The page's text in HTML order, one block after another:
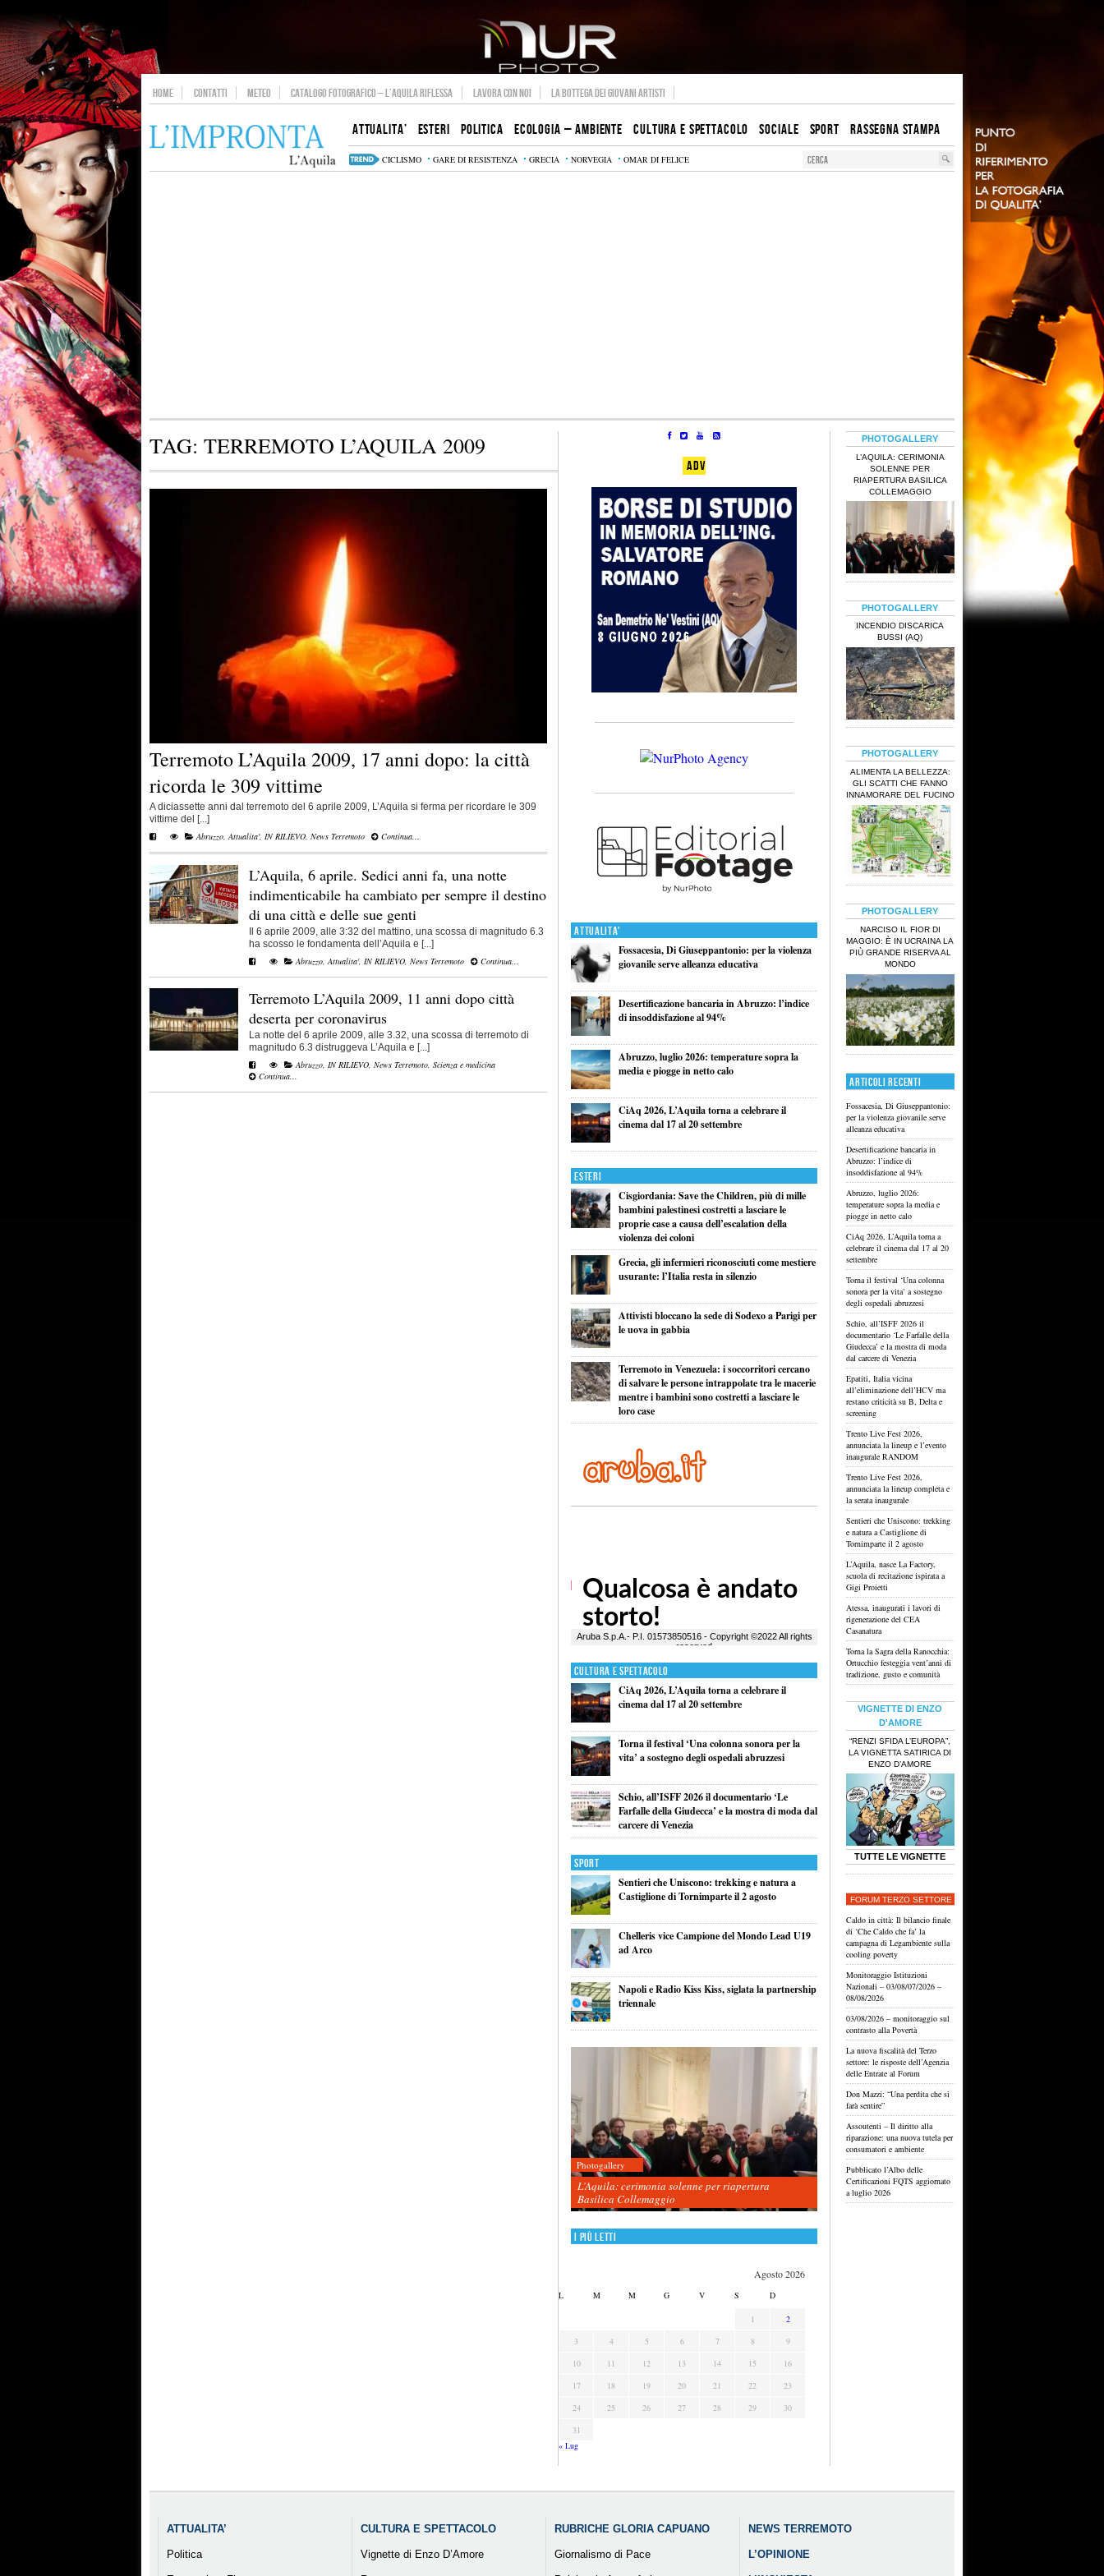
HOME CONTATTI METEO CATALOGO FOTOGRAFICO – L’AQUILA RIFLESSA LAVORA CON NOI LA BOTTEGA DEI GIOVANI ARTISTI
ATTUALITA’ ESTERI POLITICA ECOLOGIA – AMBIENTE CULTURA E SPETTACOLO SOCIALE SPORT RASSEGNA STAMPA
CICLISMO GARE DI RESISTENZA GRECIA NORVEGIA OMAR DI FELICE
TAG: TERREMOTO L’AQUILA 2009
Terremoto L’Aquila 2009, 17 anni dopo: la città
ricorda le 309 vittime
A diciassette anni dal terremoto del 6 aprile 2009, L’Aquila si ferma per ricordare le 309
vittime del [...]
Abruzzo,Attualita', IN RILIEVO, News Terremoto Continua...
L’Aquila, 6 aprile. Sedici anni fa, una notte
indimenticabile ha cambiato per sempre il destino
di una città e delle sue genti
Il 6 aprile 2009, alle 3:32 del mattino, una scossa di magnitudo 6.3
ha scosso le fondamenta dell’Aquila e [...]
Abruzzo Attualita', IN RILIEVO News Terremoto Continua...
Terremoto L’Aquila 2009, 11 anni dopo città
deserta per coronavirus
La notte del 6 aprile 2009, alle 3.32, una scossa di terremoto di
magnitudo 6.3 distruggeva L’Aquila e [...]
Abruzzo IN RILIEVO News Terremoto Scienza e medicina
Continua...
ADV
Attualita'
Fossacesia, Di Giuseppantonio: per la violenza
giovanile serve alleanza educativa
Desertificazione bancaria in Abruzzo: l’indice
di insoddisfazione al 94%
Abruzzo, luglio 2026: temperature sopra la
media e piogge in netto calo
CiAq 2026, L’Aquila torna a celebrare il
cinema dal 17 al 20 settembre
Esteri
Cisgiordania: Save the Children, più di mille
bambini palestinesi costretti a lasciare le
proprie case a causa dell’escalation della
violenza dei coloni
Grecia, gli infermieri riconosciuti come mestiere
usurante: l’Italia resta in silenzio
Attivisti bloccano la sede di Sodexo a Parigi per
le uova in gabbia
Terremoto in Venezuela: i soccorritori cercano
di salvare le persone intrappolate tra le macerie
mentre i bambini sono costretti a lasciare le
loro case
Cultura e Spettacolo
CiAq 2026, L’Aquila torna a celebrare il
cinema dal 17 al 20 settembre
Torna il festival ‘Una colonna sonora per la
vita’ a sostegno degli ospedali abruzzesi
Schio, all’ISFF 2026 il documentario ‘Le
Farfalle della Giudecca’ e la mostra di moda dal
carcere di Venezia
Sport
Sentieri che Uniscono: trekking e natura a
Castiglione di Tornimparte il 2 agosto
Chelleris vice Campione del Mondo Lead U19
ad Arco
Napoli e Radio Kiss Kiss, siglata la partnership
triennale
Photogallery
L’Aquila: cerimonia solenne per riapertura
Basilica Collemaggio
I più letti
Agosto 2026
L M M G V S D
1
2
3
4 5 6 7 8
9
10
11 12 13 14 15
16
17
18 19 20 21 22
23
24
25 26 27 28 29
30
31
« Lug
PHOTOGALLERY
L’AQUILA: CERIMONIA
SOLENNE PER
RIAPERTURA BASILICA
COLLEMAGGIO
PHOTOGALLERY
INCENDIO DISCARICA
BUSSI (AQ)
PHOTOGALLERY
ALIMENTA LA BELLEZZA:
GLI SCATTI CHE FANNO
INNAMORARE DEL FUCINO
PHOTOGALLERY
NARCISO IL FIOR DI
MAGGIO: È IN UCRAINA LA
PIÙ GRANDE RISERVA AL
MONDO
ARTICOLI RECENTI
Fossacesia, Di Giuseppantonio:
per la violenza giovanile serve
alleanza educativa
Desertificazione bancaria in
Abruzzo: l’indice di
insoddisfazione al 94%
Abruzzo, luglio 2026:
temperature sopra la media e
piogge in netto calo
CiAq 2026, L’Aquila torna a
celebrare il cinema dal 17 al 20
settembre
Torna il festival ‘Una colonna
sonora per la vita’ a sostegno
degli ospedali abruzzesi
Schio, all’ISFF 2026 il
documentario ‘Le Farfalle della
Giudecca’ e la mostra di moda
dal carcere di Venezia
Epatiti, Italia vicina
all’eliminazione dell’HCV ma
restano criticità su B, Delta e
screening
Trento Live Fest 2026,
annunciata la lineup e l’evento
inaugurale RANDOM
Trento Live Fest 2026,
annunciata la lineup completa e
la serata inaugurale
Sentieri che Uniscono: trekking
e natura a Castiglione di
Tornimparte il 2 agosto
L’Aquila, nasce La Factory,
scuola di recitazione ispirata a
Gigi Proietti
Atessa, inaugurati i lavori di
rigenerazione del CEA
Casanatura
Torna la Sagra della Ranocchia:
Ortucchio festeggia vent’anni di
tradizione, gusto e comunità
VIGNETTE DI ENZO
D'AMORE
“RENZI SFIDA L’EUROPA”,
LA VIGNETTA SATIRICA DI
ENZO D’AMORE
TUTTE LE VIGNETTE
FORUM TERZO SETTORE
Caldo in città: Il bilancio finale
di ‘Che Caldo che fa’ la
campagna di Legambiente sulla
cooling poverty
Monitoraggio Istituzioni
Nazionali – 03/08/07/2026 –
08/08/2026
03/08/2026 – monitoraggio sul
contrasto alla Povertà
La nuova fiscalità del Terzo
settore: le risposte dell’Agenzia
delle Entrate al Forum
Don Mazzi: “Una perdita che si
farà sentire”
Assoutenti – Il diritto alla
riparazione: una nuova tutela per
consumatori e ambiente
Pubblicato l’Albo delle
Certificazioni FQTS aggiornato
a luglio 2026
ATTUALITA’
Politica
CULTURA E SPETTACOLO
Vignette di Enzo D’Amore
RUBRICHE GLORIA CAPUANO
Giornalismo di Pace
NEWS TERREMOTO
L’OPINIONE